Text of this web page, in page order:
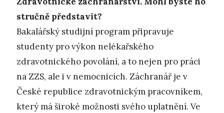
stručně představit?
Bakalářský studijní program připravuje
studenty pro výkon nelékařského
zdravotnického povolání, a to nejen pro práci
na ZZS, ale i v nemocnicích. Záchranář je v
České republice zdravotnickým pracovníkem,
který má široké možnosti svého uplatnění. Ve